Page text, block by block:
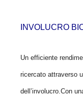
INVOLUCRO
Un efficiente
ricercato attraverso
dell’involucro.Con